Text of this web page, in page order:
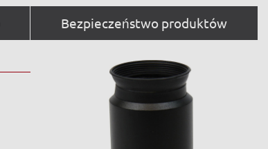
Bezpieczeństwo produktów